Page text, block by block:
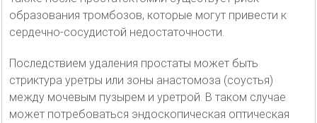
образования тромбозов, которые могут привести к
сердечно-сосудистой недостаточности.
Последствием удаления простаты может быть
стриктура уретры или зоны анастомоза (соустья)
между мочевым пузырем и уретрой. В таком случае
может потребоваться эндоскопическая оптическая